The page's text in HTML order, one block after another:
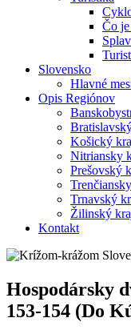
Čo
Slovensko
Hlavné
Opis Regiónov
Košický
Nitriansky
Prešovský
Trnavský
Žilinský
Kontakt
Hospodársky
153-154 (Do